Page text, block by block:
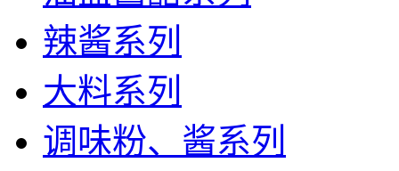
辣酱系列
大料系列
调味粉、酱系列